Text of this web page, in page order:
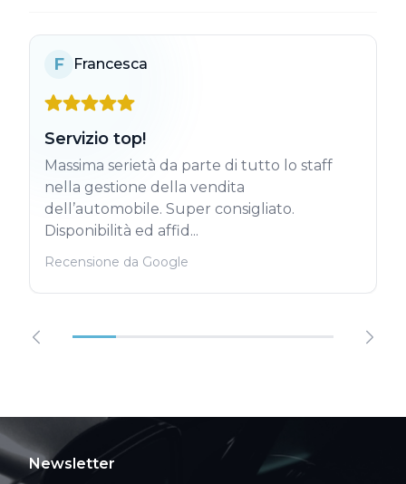
F Francesca
Servizio top!
Massima serietà da parte di tutto lo staff
nella gestione della vendita
dell’automobile. Super consigliato.
Disponibilità ed affid...
Recensione da Google
Newsletter